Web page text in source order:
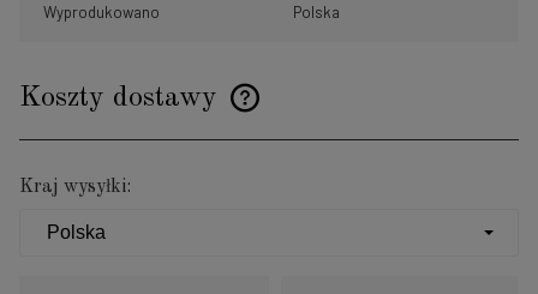
Wyprodukowano Polska
Koszty dostawy
Cena nie zawiera ewentualnych kosztów płatności
Kraj wysyłki: